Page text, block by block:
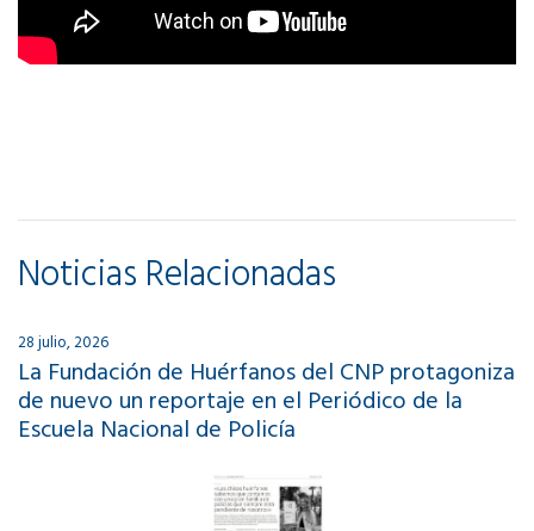
Noticias Relacionadas
28 julio, 2026
La Fundación de Huérfanos del CNP protagoniza
de nuevo un reportaje en el Periódico de la
Escuela Nacional de Policía